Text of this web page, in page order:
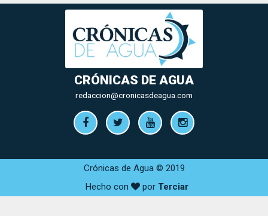
CRÓNICAS DE AGUA
redaccion@cronicasdeagua.com
Crónicas de Agua © 2019
Hecho con
por Terciar